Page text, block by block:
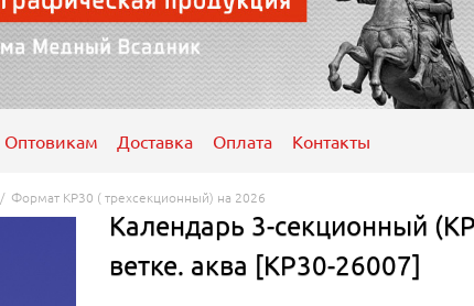
Оптовикам Доставка Оплата Контакты
/ Формат КР30 ( трехсекционный) на 2026
Календарь 3-секционный
ветке. аква [КР30-26007]